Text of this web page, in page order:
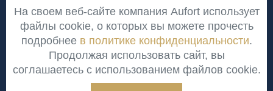
Aufort © 2014 - 2026. Все права защищены.
Область
Europe
На своем веб-сайте компания Aufort использует
файлы cookie, о которых вы можете прочесть
подробнее в политике конфиденциальности.
Продолжая использовать сайт, вы
соглашаетесь с использованием файлов cookie.